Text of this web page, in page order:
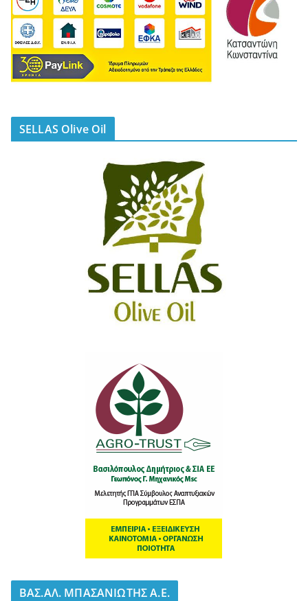
SELLAS Olive Oil
BΑΣ.ΑΛ. ΜΠΑΣΑΝΙΩΤΗΣ Α.Ε.